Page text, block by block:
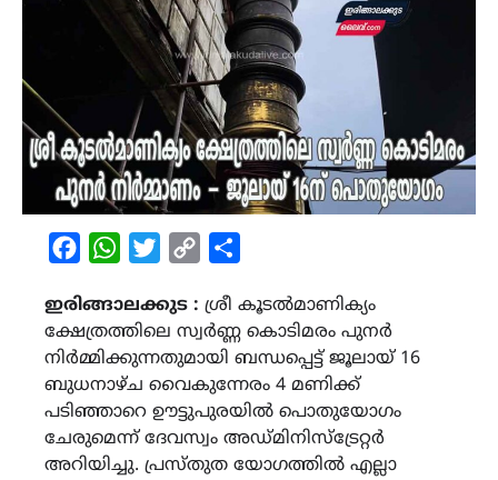
FacebookWhatsAppTwitterCopy
ഇരിങ്ങാലക്കുട : ശ്രീ കൂടൽമാണിക്യം
ക്ഷേത്രത്തിലെ സ്വർണ്ണ കൊടിമരം പുനർ
നിർമ്മിക്കുന്നതുമായി ബന്ധപ്പെട്ട് ജൂലായ് 16
ബുധനാഴ്ച വൈകുന്നേരം 4 മണിക്ക്
പടിഞ്ഞാറെ ഊട്ടുപുരയിൽ പൊതുയോഗം
ചേരുമെന്ന് ദേവസ്വം അഡ്മിനിസ്ട്രേറ്റർ
അറിയിച്ചു. പ്രസ്തുത യോഗത്തിൽ എല്ലാ